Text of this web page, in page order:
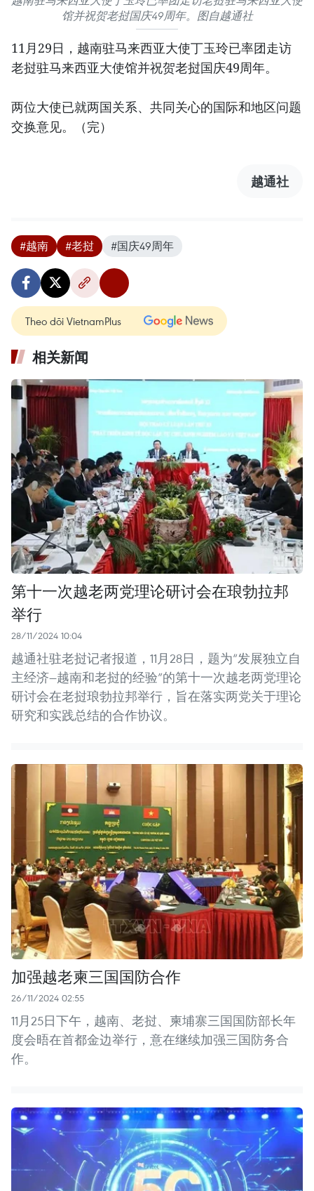
馆并祝贺老挝国庆49周年。图自越通社
11月29日，越南驻马来西亚大使丁玉玲已率团走访
老挝驻马来西亚大使馆并祝贺老挝国庆49周年。
两位大使已就两国关系、共同关心的国际和地区问题
交换意见。（完）
越通社
#越南 #老挝 #国庆49周年
Theo dõi VietnamPlus
相关新闻
第十一次越老两党理论研讨会在琅勃拉邦
举行
28/11/2024 10:04
越通社驻老挝记者报道，11月28日，题为“发展独立自
主经济—越南和老挝的经验”的第十一次越老两党理论
研讨会在老挝琅勃拉邦举行，旨在落实两党关于理论
研究和实践总结的合作协议。 ​
加强越老柬三国国防合作
26/11/2024 02:55
11月25日下午，越南、老挝、柬埔寨三国国防部长年
度会晤在首都金边举行，意在继续加强三国防务合
作。